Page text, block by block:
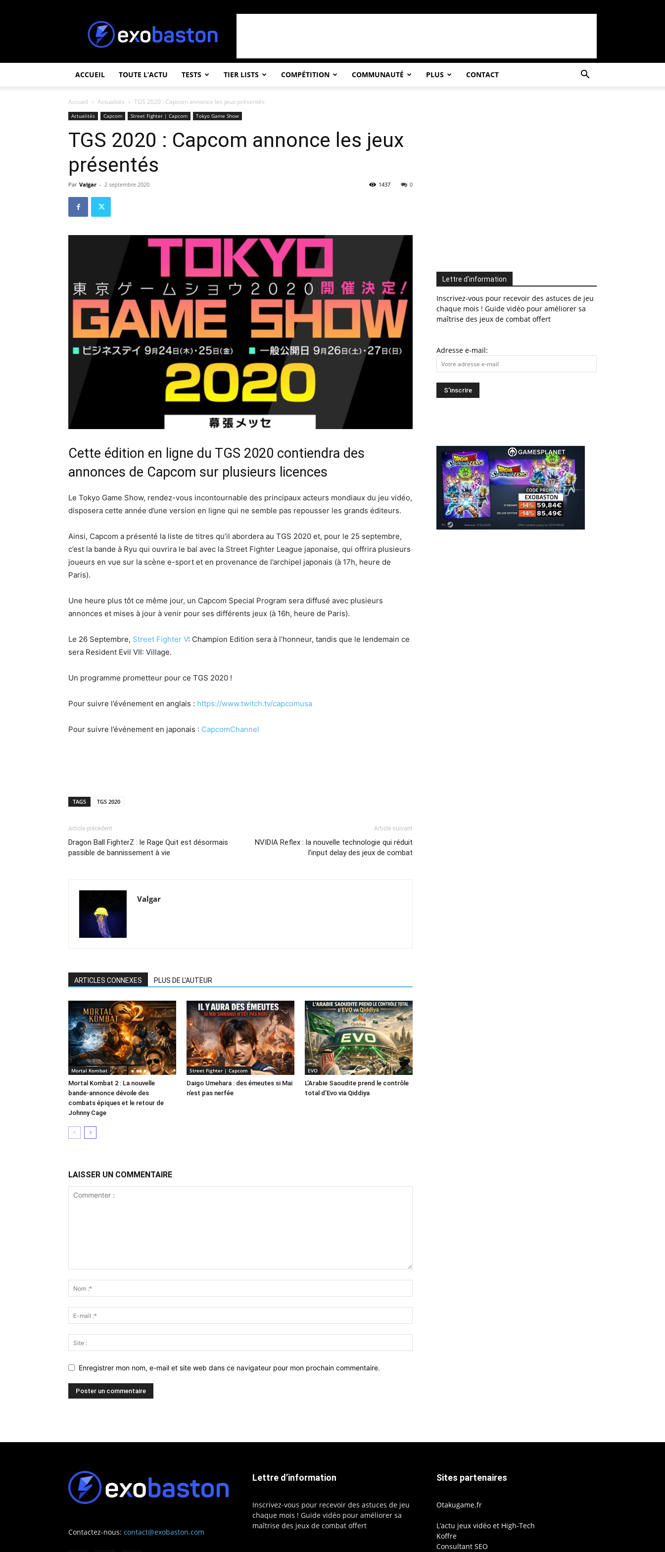
ACCUEIL TOUTE L’ACTU TESTS TIER LISTS COMPÉTITION COMMUNAUTÉ PLUS CONTACT
Accueil Actualités TGS 2020 : Capcom annonce les jeux présentés
Actualités Capcom Street Fighter | Capcom Tokyo Game Show
TGS 2020 : Capcom annonce les jeux
présentés
Par Valgar - 2 septembre 2020 0
1437
Cette édition en ligne du TGS 2020 contiendra des
annonces de Capcom sur plusieurs licences
Le Tokyo Game Show, rendez-vous incontournable des principaux acteurs mondiaux du jeu vidéo,
disposera cette année d’une version en ligne qui ne semble pas repousser les grands éditeurs.
Ainsi, Capcom a présenté la liste de titres qu’il abordera au TGS 2020 et, pour le 25 septembre,
c’est la bande à Ryu qui ouvrira le bal avec la Street Fighter League japonaise, qui offrira plusieurs
joueurs en vue sur la scène e-sport et en provenance de l’archipel japonais (à 17h, heure de
Paris).
Une heure plus tôt ce même jour, un Capcom Special Program sera diffusé avec plusieurs
annonces et mises à jour à venir pour ses différents jeux (à 16h, heure de Paris).
Le 26 Septembre, Street Fighter V: Champion Edition sera à l’honneur, tandis que le lendemain ce
sera Resident Evil VII: Village.
Un programme prometteur pour ce TGS 2020 !
Pour suivre l’événement en anglais : https://www.twitch.tv/capcomusa
Pour suivre l’événement en japonais : CapcomChannel
TAGS TGS 2020
Article précédent
Dragon Ball FighterZ : le Rage Quit est désormais
passible de bannissement à vie
Article suivant
NVIDIA Reflex : la nouvelle technologie qui réduit
l’input delay des jeux de combat
Valgar
ARTICLES CONNEXES PLUS DE L'AUTEUR
Mortal Kombat
Mortal Kombat 2 : La nouvelle
bande-annonce dévoile des
combats épiques et le retour de
Johnny Cage
Street Fighter | Capcom
Daigo Umehara : des émeutes si Mai
n’est pas nerfée
EVO
L’Arabie Saoudite prend le contrôle
total d’Evo via Qiddiya
LAISSER UN COMMENTAIRE
Enregistrer mon nom, e-mail et site web dans ce navigateur pour mon prochain commentaire.
Lettre d’information
Inscrivez-vous pour recevoir des astuces de jeu
chaque mois ! Guide vidéo pour améliorer sa
maîtrise des jeux de combat offert
Adresse e-mail:
Contactez-nous: contact@exobaston.com
Lettre d’information
Inscrivez-vous pour recevoir des astuces de jeu
chaque mois ! Guide vidéo pour améliorer sa
maîtrise des jeux de combat offert
Sites partenaires
Otakugame.fr
L’actu jeux vidéo et High-Tech
Koffre
Consultant SEO